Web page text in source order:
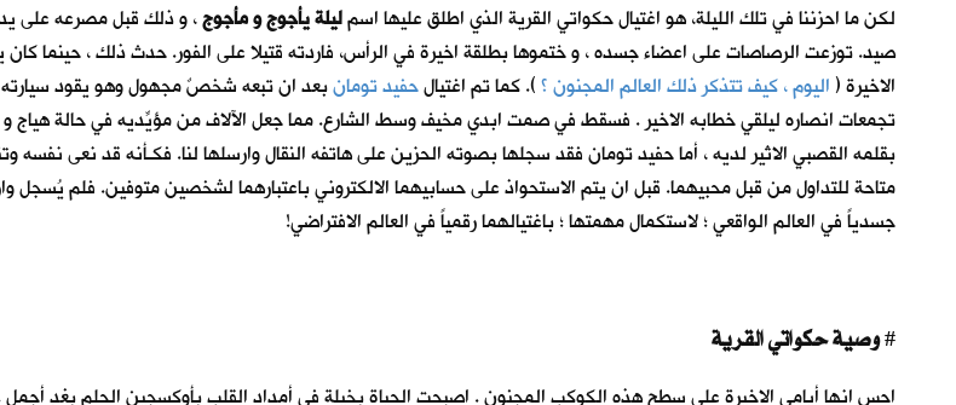
لكن ما احزننا في تلك الليلة، هو اغتيال حكواتي القرية الذي اطلق عليها اسمليلة يأجوج و مأجوج، و ذلك قبل مصرعه على
صيد. توزعت الرصاصات على اعضاء جسده ، و ختموها بطلقة اخيرة في الرأس، فاردته قتيلا على الفور. حدث ذلك ، حينما
الاخيرة (اليوم ، كيف تتذكر ذلك العالم المجنون ؟). كما تم اغتيالحفيد تومانبعد ان تبعه شخصٌ مجهول وهو يقود سيارته
تجمعات انصاره ليلقي خطابه الاخير . فسقط في صمت ابدي مخيف وسط الشارع. مما جعل الآلاف من مؤيِّديه في حالة هياج و
بقلمه القصبي الاثير لديه ، أما حفيد تومان فقد سجلها بصوته الحزين على هاتفه النقال وارسلها لنا. فكـأنه قد نعى
متاحة للتداول من قبل محبيهما. قبل ان يتم الاستحواذ على حسابيهما الالكتروني باعتبارهما لشخصين متوفين. فلم يُسجل
جسدياً في العالم الواقعي ؛ لاستكمال مهمتها ؛ باغتيالهما رقمياً في العالم الافتراضي!
#وصية حكواتي القرية
احس انها أيامي الاخيرة على سطح هذه الكوكب المجنون . اصبحت الحياة بخيلة في أمداد القلب بأوكسجين الحلم بغدٍ